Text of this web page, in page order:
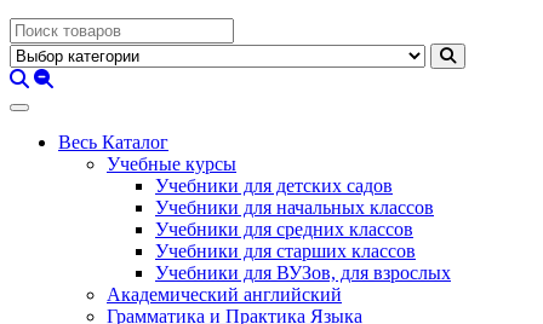
Весь Каталог
Учебные курсы
Учебники для детских садов
Учебники для начальных классов
Учебники для средних классов
Учебники для старших классов
Учебники для ВУЗов, для взрослых
Академический английский
Грамматика и Практика Языка